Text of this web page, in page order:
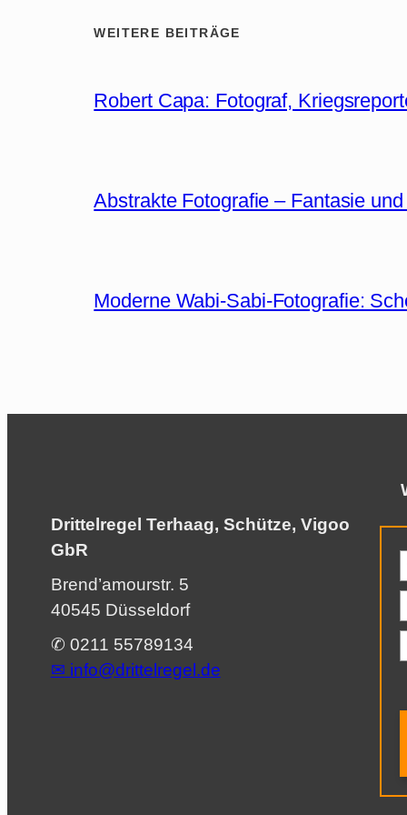
WEITERE BEITRÄGE
Robert Capa: Fotograf,
Abstrakte Fotografie – Fantasie
Moderne Wabi-Sabi-Fotografie:
Drittelregel Terhaag, Schütze, Vigoo
GbR
Brend’amourstr. 5
40545 Düsseldorf
✆ 0211 55789134
✉︎ info@drittelregel.de